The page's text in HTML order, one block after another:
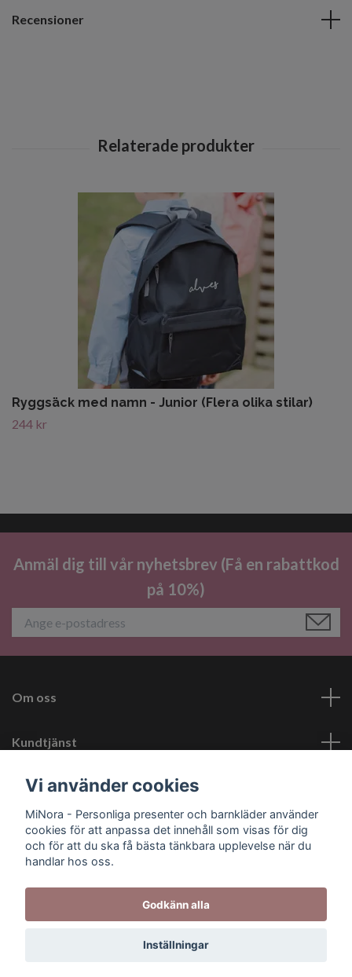
Recensioner
Ryggsäck med namn - Junior (Flera olika stilar)
244 kr
Anmäl dig till vår nyhetsbrev (Få en rabattkod
på 10%)
Om oss
Kundtjänst
Läs mer
Sociala medier
© 2026 MiNora - Personliga presenter
Vi använder cookies
MiNora - Personliga presenter och barnkläder använder
cookies för att anpassa det innehåll som visas för dig
och för att du ska få bästa tänkbara upplevelse när du
handlar hos oss.
Godkänn alla
Inställningar